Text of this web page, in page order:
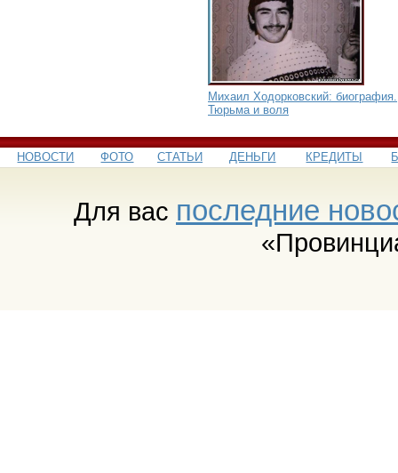
Михаил Ходорковский: биография.
Тюрьма и воля
НОВОСТИ ФОТО СТАТЬИ ДЕНЬГИ КРЕДИТЫ
Для вас последние